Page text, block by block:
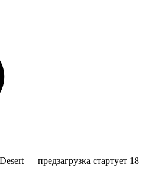
— предзагрузка стартует 18